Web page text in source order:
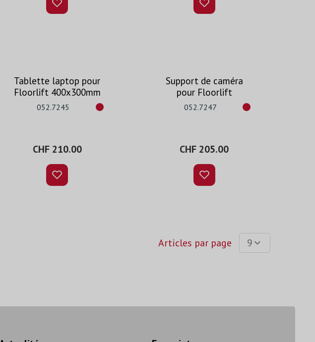
Tablette laptop pour
Floorlift 400x300mm
052.7245
CHF 210.00
Support de caméra
pour Floorlift
052.7247
CHF 205.00
Articles par page 9